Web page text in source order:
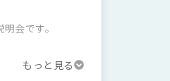
会です。
お気軽にご参加